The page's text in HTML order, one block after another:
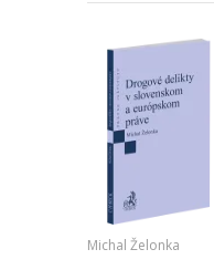
Michal Želonka